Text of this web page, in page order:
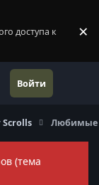
доступа к
×
Войти
Scrolls Любимые
(тема